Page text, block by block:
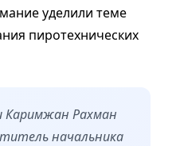
уделили теме
пиротехнических
Каримжан Рахман
начальника